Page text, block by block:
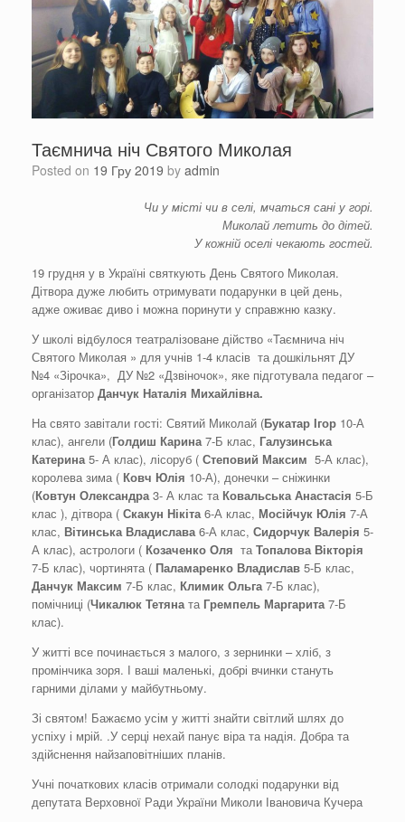
Таємнича ніч Святого Миколая
Posted on 19 Гру 2019 by admin
Чи у місті чи в селі, мчаться сані у горі.
Миколай летить до дітей.
У кожній оселі чекають гостей.
19 грудня у в Україні святкують День Святого Миколая.
Дітвора дуже любить отримувати подарунки в цей день,
адже оживає диво і можна поринути у справжню казку.
У школі відбулося театралізоване дійство «Таємнича ніч
Святого Миколая » для учнів 1-4 класів та дошкільнят ДУ
№4 «Зірочка», ДУ №2 «Дзвіночок», яке підготувала педагог –
організатор Данчук Наталія Михайлівна.
На свято завітали гості: Святий Миколай (Букатар Ігор 10-А
клас), ангели (Голдиш Карина7-Б клас, Галузинська
Катерина5- А клас), лісоруб ( Степовий Максим 5-А клас),
королева зима ( Ковч Юлія 10-А), донечки – сніжинки
(Ковтун Олександра3- А клас та Ковальська Анастасія 5-Б
клас ), дітвора ( Скакун Нікіта6-А клас, Мосійчук Юлія 7-А
клас, ВітинськаВладислава6-А клас, Сидорчук Валерія 5-
А клас), астрологи ( Козаченко Оля таТопаловаВікторія
7-Б клас), чортинята ( Паламаренко Владислав 5-Б клас,
Данчук Максим 7-Б клас, Климик Ольга7-Б клас),
помічниці (Чикалюк Тетяната Гремпель Маргарита7-Б
клас).
У житті все починається з малого, з зернинки – хліб, з
промінчика зоря. І ваші маленькі, добрі вчинки стануть
гарними ділами у майбутньому.
Зі святом! Бажаємо усім у житті знайти світлий шлях до
успіху і мрій. .У серці нехай панує віра та надія. Добра та
здійснення найзаповітніших планів.
Учні початкових класів отримали солодкі подарунки від
депутата Верховної Ради України Миколи Івановича Кучера